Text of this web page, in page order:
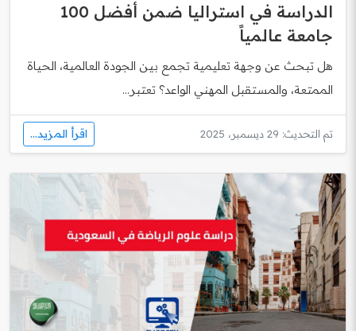
الدراسة في استراليا ضمن أفضل 100
جامعة عالمياً
هل تبحث عن وجهة تعليمية تجمع بين الجودة العالمية، الحياة
الممتعة، والمستقبل المهني الواعد؟ تعتبر...
تم التحديث: 29 ديسمبر، 2025 اقرأ المزيد...